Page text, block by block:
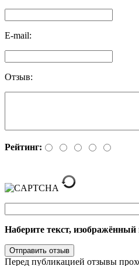
E-mail:
Отзыв:
Рейтинг:
Наберите текст, изображённый
Перед публикацией отзывы